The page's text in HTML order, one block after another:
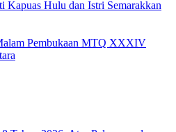
Kapuas Hulu dan Istri Semarakkan
Pembukaan MTQ XXXIV